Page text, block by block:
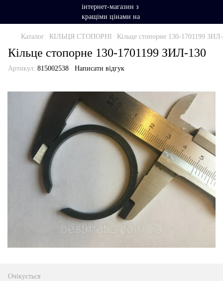
Каталог КІЛЬЦЯ СТОПОРНІ Кільце стопорне 130-1701199
Кільце стопорне 130-1701199 ЗИЛ-130
Артикул: 815002538 Написати відгук
Очікується